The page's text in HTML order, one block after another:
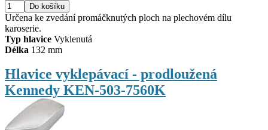
Určena ke zvedání promáčknutých ploch na plechovém dílu
karoserie.
Typ hlavice Vyklenutá
Délka 132 mm
Hlavice vyklepávací - prodloužená
Kennedy KEN-503-7560K